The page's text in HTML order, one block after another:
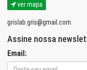
ver mapa
grislab.gris@gmail.com
Assine nossa
Email: